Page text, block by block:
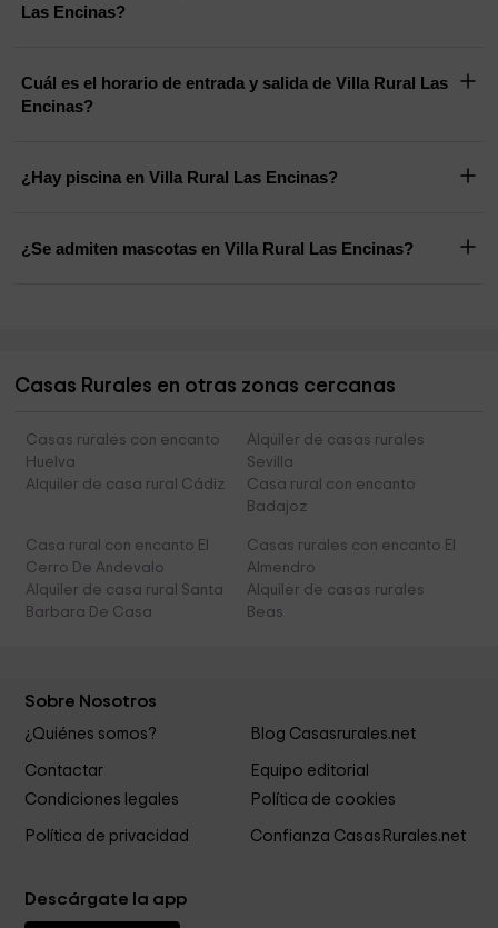
Las Encinas?
Cuál es el horario de entrada y salida de Villa Rural Las
Encinas?
¿Hay piscina en Villa Rural Las Encinas?
¿Se admiten mascotas en Villa Rural Las Encinas?
Casas Rurales en otras zonas cercanas
Casas rurales con encanto
Huelva
Alquiler de casas rurales
Sevilla
Alquiler de casa rural Cádiz
Casa rural con encanto
Badajoz
Casa rural con encanto El
Cerro De Andevalo
Casas rurales con encanto El
Almendro
Alquiler de casa rural Santa
Barbara De Casa
Alquiler de casas rurales
Beas
Sobre Nosotros
¿Quiénes somos? Blog Casasrurales.net
Contactar
Equipo editorial
Condiciones legales
Política de cookies
Política de privacidad Confianza CasasRurales.net
Descárgate la app